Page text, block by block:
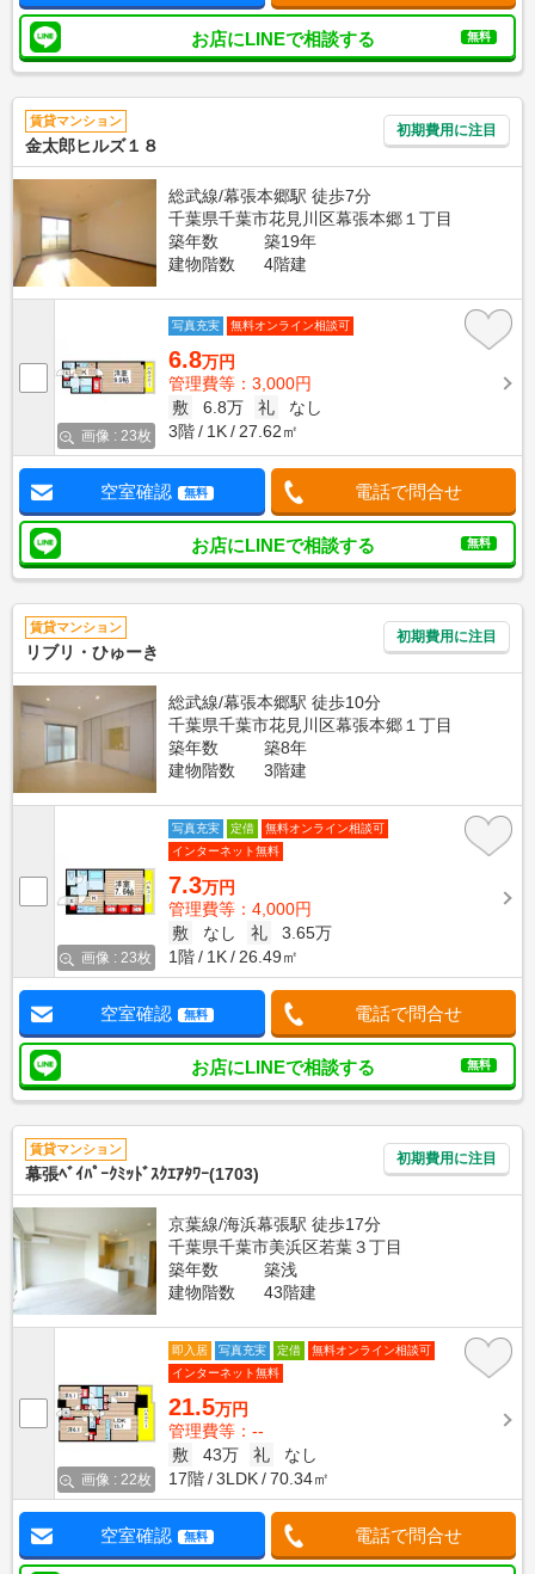
お店にLINEで相談する 無料
賃貸マンション
金太郎ヒルズ１８
初期費用に注目
総武線/幕張本郷駅 徒歩7分
千葉県千葉市花見川区幕張本郷１丁目
築年数
築19年
建物階数
4階建
画像 : 23枚
写真充実 無料オンライン相談可
6.8万円
管理費等：3,000円
敷
6.8万 礼
なし
3階
1K 27.62㎡
空室確認 無料 電話で問合せ
お店にLINEで相談する 無料
賃貸マンション
リブリ・ひゅーき
初期費用に注目
総武線/幕張本郷駅 徒歩10分
千葉県千葉市花見川区幕張本郷１丁目
築年数
築8年
建物階数
3階建
画像 : 23枚
写真充実 定借
無料オンライン相談可
インターネット無料
7.3万円
管理費等：4,000円
敷
なし 礼
3.65万
1階
1K 26.49㎡
空室確認 無料 電話で問合せ
お店にLINEで相談する 無料
賃貸マンション
幕張ﾍﾞｲﾊﾟｰｸﾐｯﾄﾞｽｸｴｱﾀﾜｰ(1703)
初期費用に注目
京葉線/海浜幕張駅 徒歩17分
千葉県千葉市美浜区若葉３丁目
築年数
築浅
建物階数
43階建
画像 : 22枚
即入居 写真充実 定借
無料オンライン相談可
インターネット無料
21.5万円
管理費等：--
敷
43万 礼
なし
17階
3LDK 70.34㎡
空室確認 無料 電話で問合せ